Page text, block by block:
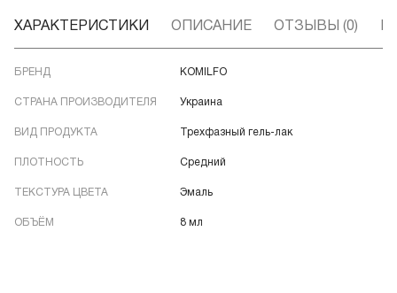
ХАРАКТЕРИСТИКИ ОПИСАНИЕ ОТЗЫВЫ (0)
БРЕНД KOMILFO
СТРАНА ПРОИЗВОДИТЕЛЯ Украина
ВИД ПРОДУКТА Трехфазный гель-лак
ПЛОТНОСТЬ Средний
ТЕКСТУРА ЦВЕТА Эмаль
ОБЪЁМ 8 мл